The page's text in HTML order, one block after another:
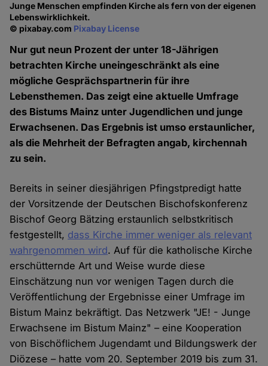
Junge Menschen empfinden Kirche als fern von der eigenen
Lebenswirklichkeit.
© pixabay.com Pixabay License
Nur gut neun Prozent der unter 18-Jährigen
betrachten Kirche uneingeschränkt als eine
mögliche Gesprächspartnerin für ihre
Lebensthemen. Das zeigt eine aktuelle Umfrage
des Bistums Mainz unter Jugendlichen und junge
Erwachsenen. Das Ergebnis ist umso erstaunlicher,
als die Mehrheit der Befragten angab, kirchennah
zu sein.
Bereits in seiner diesjährigen Pfingstpredigt hatte
der Vorsitzende der Deutschen Bischofskonferenz
Bischof Georg Bätzing erstaunlich selbstkritisch
festgestellt, dass Kirche immer weniger als relevant
wahrgenommen wird. Auf für die katholische Kirche
erschütternde Art und Weise wurde diese
Einschätzung nun vor wenigen Tagen durch die
Veröffentlichung der Ergebnisse einer Umfrage im
Bistum Mainz bekräftigt. Das Netzwerk "JE! - Junge
Erwachsene im Bistum Mainz" – eine Kooperation
von Bischöflichem Jugendamt und Bildungswerk der
Diözese – hatte vom 20. September 2019 bis zum 31.